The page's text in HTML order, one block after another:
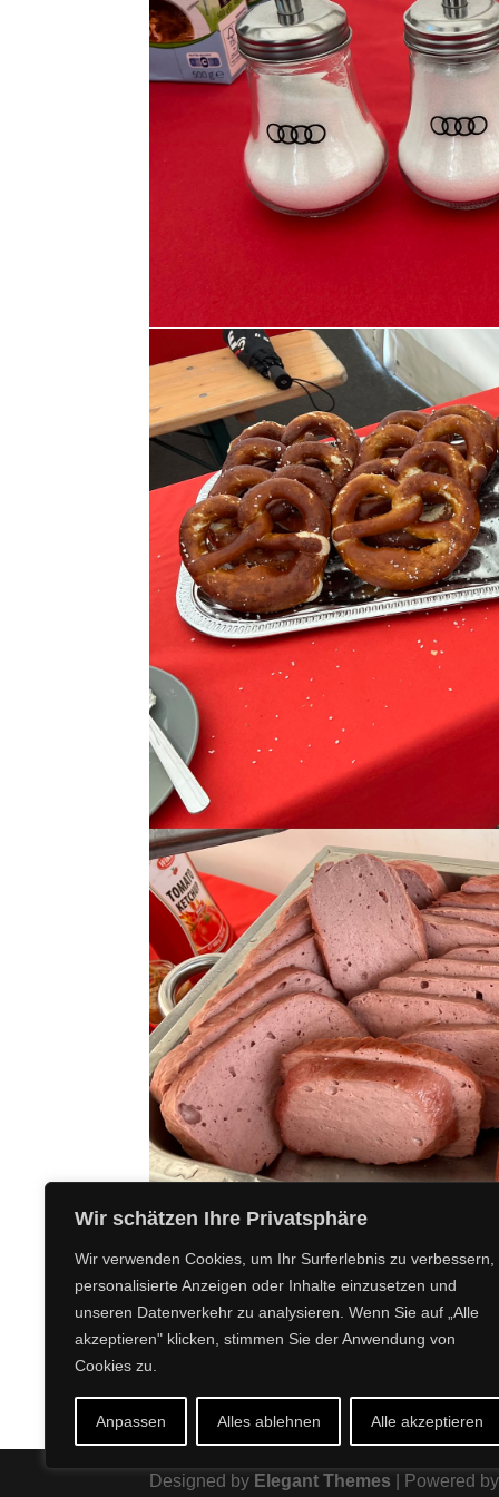
Wir schätzen Ihre Privatsphäre
Wir verwenden Cookies, um Ihr Surferlebnis zu verbessern,
personalisierte Anzeigen oder Inhalte einzusetzen und
unseren Datenverkehr zu analysieren. Wenn Sie auf „Alle
akzeptieren" klicken, stimmen Sie der Anwendung von
Cookies zu.
Anpassen Alles ablehnen Alle akzeptieren
Designed by Elegant Themes | Powered